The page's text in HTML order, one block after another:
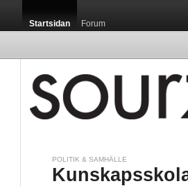
Startsidan Forum
POLITIK & SAMHÄLLE